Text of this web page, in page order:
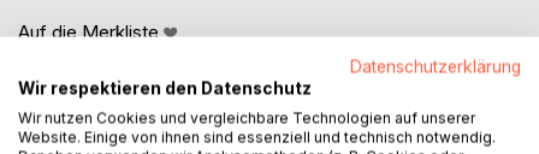
Auf die Merkliste
Datenschutzerklärung
Wir respektieren den Datenschutz
Wir nutzen Cookies und vergleichbare Technologien auf unserer
Website. Einige von ihnen sind essenziell und technisch notwendig.